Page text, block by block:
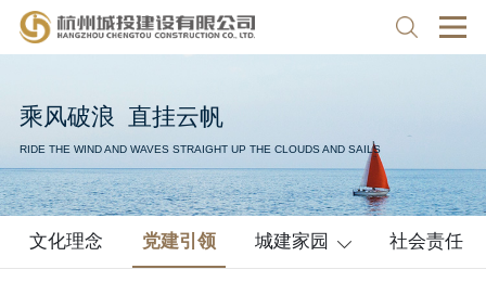
乘风破浪 直挂云帆
RIDE THE WIND AND WAVES STRAIGHT UP THE CLOUDS AND SAILS
文化理念 党建引领 城建家园 社会责任